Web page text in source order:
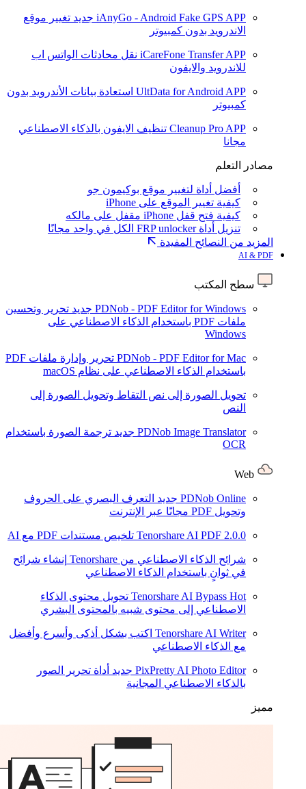
iAnyGo - Android Fake GPS APP جديد تغيير موقع
الاندرويد بدون كمبيوتر
iCareFone Transfer APP نقل محادثات الواتس اب
للاندرويد والايفون
UltData for Android APP استعادة بيانات الأندرويد بدون
كمبيوتر
Cleanup Pro APP تنظيف الايفون بالذكاء الاصطناعي
مجانا
مصادر التعلم
أفضل أداة لتغيير موقع بوكيمون جو
كيفية تغيير الموقع على iPhone
كيفية فتح قفل iPhone مقفل على مالكه
تنزيل أداة FRP unlocker الكل في واحد مجانًا
المزيد من النصائح المفيدة
AI & PDF
سطح المكتب
PDNob - PDF Editor for Windows جديد تحرير وتحسين
ملفات PDF باستخدام الذكاء الاصطناعي على
Windows
PDNob - PDF Editor for Mac
تحرير وإدارة ملفات PDF
باستخدام الذكاء الاصطناعي على نظام macOS
تحويل الصورة إلى نص التقاط وتحويل الصورة إلى
النص
PDNob Image Translator جديد ترجمة الصورة باستخدام
OCR
PDNob Online جديد التعرف البصري على الحروف
وتحويل PDF مجانًا عبر الإنترنت
Tenorshare AI PDF 2.0.0 تلخيص مستندات PDF مع AI
شرائح الذكاء الاصطناعي من Tenorshare
إنشاء شرائح
في ثوانٍ باستخدام الذكاء الاصطناعي
Tenorshare AI Bypass Hot
تحويل محتوى الذكاء
الاصطناعي إلى محتوى شبيه بالمحتوى البشري
Tenorshare AI Writer اكتب بشكل أذكى وأسرع وأفضل
مع الذكاء الاصطناعي
PixPretty AI Photo Editor جديد أداة تحرير الصور
بالذكاء الاصطناعي المجانية
مميز